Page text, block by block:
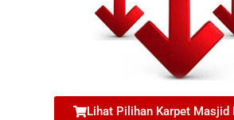
Lihat Pilihan Karpet Masjid